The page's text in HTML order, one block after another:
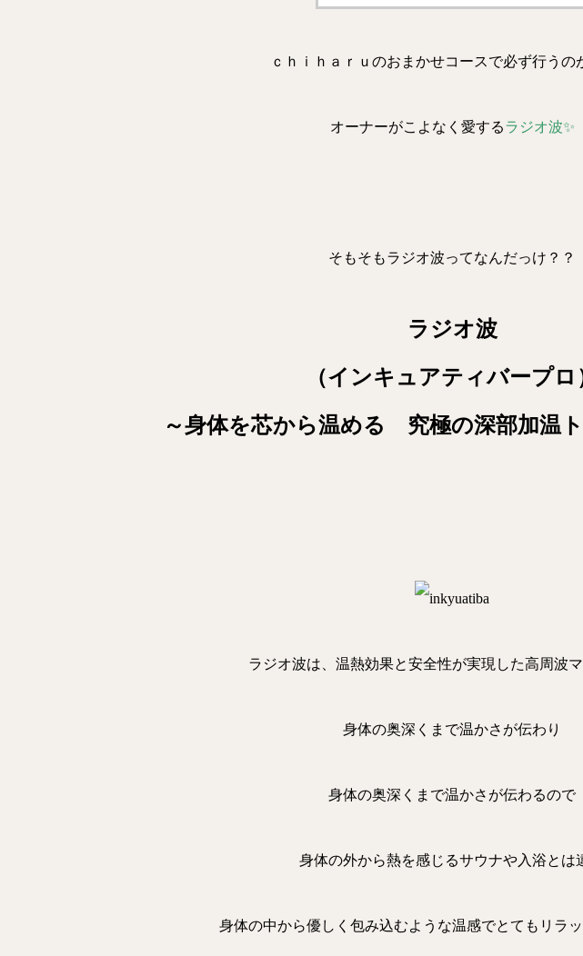
ｃｈｉｈａｒｕのおまかせコースで必ず行うの
オーナーがこよなく愛するラジオ波✨
そもそもラジオ波ってなんだっけ？？
ラジオ波
（インキュアティバープロ
～身体を芯から温める 究極の深部加温
ラジオ波は、温熱効果と安全性が実現した高周波マ
身体の奥深くまで温かさが伝わり
身体の奥深くまで温かさが伝わるので
身体の外から熱を感じるサウナや入浴とは
身体の中から優しく包み込むような温感でとてもリラッ